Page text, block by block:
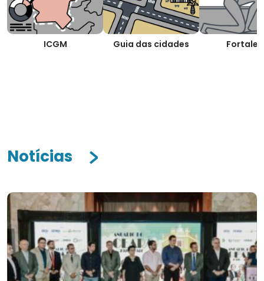
ICGM Guia das cidades
Notícias